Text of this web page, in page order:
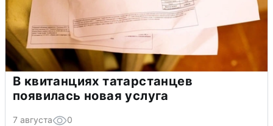
В квитанциях татарстанцев
появилась новая услуга
7 августа 0